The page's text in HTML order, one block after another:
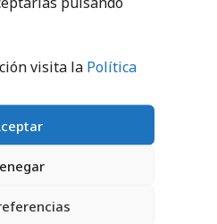
visita la Política